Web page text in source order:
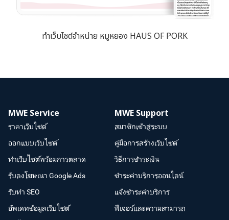
ทำเว็บไซต์จำหน่าย หมูหยอง HAUS OF PORK
MWE Service
ราคาเว็บไซต์
ออกแบบเว็บไซต์
ทำเว็บไซต์พร้อมการตลาด
รับลงโฆษณา Google Ads
รับทำ SEO
อัพเดทข้อมูลเว็บไซต์
MWE Support
สมาชิกเข้าสู่ระบบ
คู่มือการสร้างเว็บไซต์
วิธีการชำระเงิน
ชำระค่าบริการออนไลน์
แจ้งชำระค่าบริการ
ฟีเจอร์และความสามารถ